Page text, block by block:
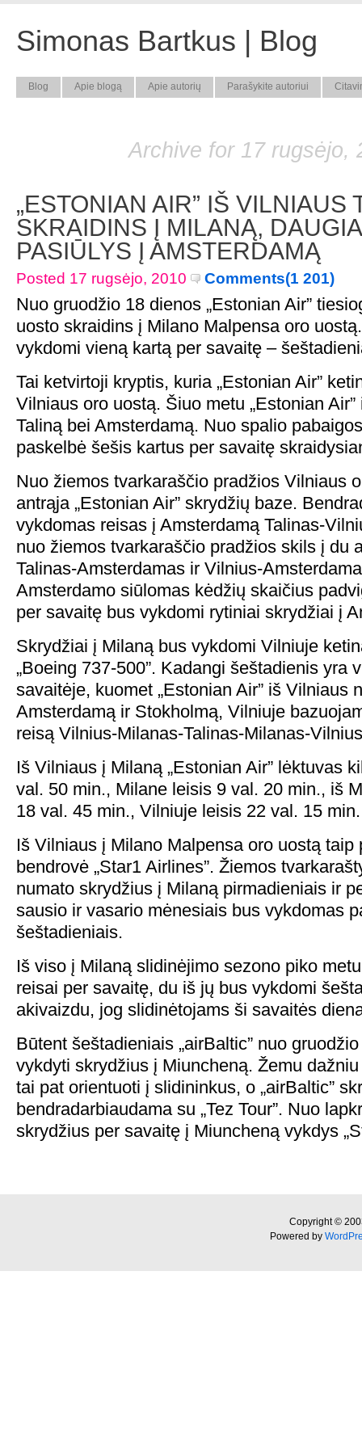
Simonas Bartkus | Blog
Blog Apie blogą Apie autorių Parašykite autoriui
Archive for 17 rugsėjo,
„ESTONIAN AIR” IŠ VILNIAUS
SKRAIDINS Į MILANĄ,
PASIŪLYS Į AMSTERDAMĄ
Posted 17 rugsėjo, 2010 Comments(1 201)
Nuo gruodžio 18 dienos „Estonian Air”
uosto skraidins į Milano Malpensa oro
vykdomi vieną kartą per savaitę –
Tai ketvirtoji kryptis, kuria „Estonian Air”
Vilniaus oro uostą. Šiuo metu „Estonian
Taliną bei Amsterdamą. Nuo spalio
paskelbė šešis kartus per savaitę
Nuo žiemos tvarkaraščio pradžios Vilniaus
antrąja „Estonian Air” skrydžių baze.
vykdomas reisas į Amsterdamą Talinas-
nuo žiemos tvarkaraščio pradžios skils į du
Talinas-Amsterdamas ir Vilnius-
Amsterdamo siūlomas kėdžių skaičius
per savaitę bus vykdomi rytiniai skrydžiai į
Skrydžiai į Milaną bus vykdomi Vilniuje
„Boeing 737-500”. Kadangi šeštadienis yra
savaitėje, kuomet „Estonian Air” iš Vilniaus
Amsterdamą ir Stokholmą, Vilniuje
reisą Vilnius-Milanas-Talinas-Milanas-
Iš Vilniaus į Milaną „Estonian Air” lėktuvas
val. 50 min., Milane leisis 9 val. 20 min., iš
18 val. 45 min., Vilniuje leisis 22 val. 15 min.
Iš Vilniaus į Milano Malpensa oro uostą taip
bendrovė „Star1 Airlines”. Žiemos
numato skrydžius į Milaną pirmadieniais ir
sausio ir vasario mėnesiais bus vykdomas
šeštadieniais.
Iš viso į Milaną slidinėjimo sezono piko
reisai per savaitę, du iš jų bus vykdomi
akivaizdu, jog slidinėtojams ši savaitės
Būtent šeštadieniais „airBaltic” nuo
vykdyti skrydžius į Miuncheną. Žemu
tai pat orientuoti į slidininkus, o „airBaltic”
bendradarbiaudama su „Tez Tour”. Nuo
skrydžius per savaitę į Miuncheną vykdys
Copyright ©
Powered by